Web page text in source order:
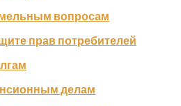
вопросам
прав потребителей
делам